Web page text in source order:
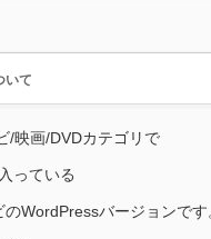
いて
/映画/DVDカテゴリで
っている
WordPressバージョンです